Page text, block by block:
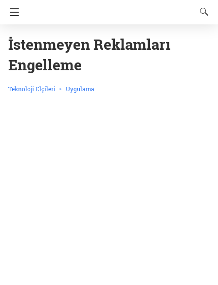
İstenmeyen Reklamları
Engelleme
Teknoloji Elçileri Uygulama